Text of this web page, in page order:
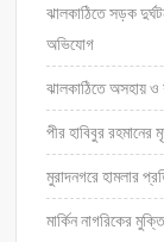
ঝালকাঠিতে সড়ক
অভিযোগ
ঝালকাঠিতে অসহায় ও
পীর হাবিবুর রহমানের
মুরাদনগরে হামলার
মার্কিন নাগরিকের